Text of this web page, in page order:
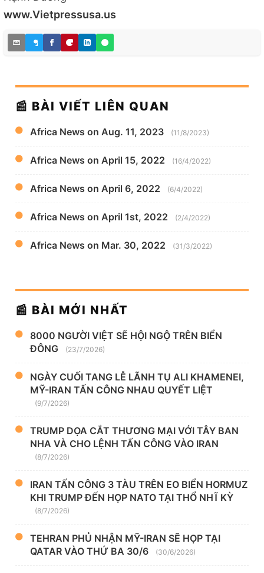
www.Vietpressusa.us
📰 BÀI VIẾT LIÊN QUAN
Africa News on Aug. 11, 2023 (11/8/2023)
Africa News on April 15, 2022 (16/4/2022)
Africa News on April 6, 2022 (6/4/2022)
Africa News on April 1st, 2022 (2/4/2022)
Africa News on Mar. 30, 2022 (31/3/2022)
📰 BÀI MỚI NHẤT
8000 NGƯỜI VIỆT SẼ HỘI NGỘ TRÊN BIỂN
ĐÔNG
(23/7/2026)
NGÀY CUỐI TANG LỄ LÃNH TỤ ALI KHAMENEI,
MỸ-IRAN TẤN CÔNG NHAU QUYẾT LIỆT
(9/7/2026)
TRUMP DỌA CẮT THƯƠNG MẠI VỚI TÂY BAN
NHA VÀ CHO LỆNH TẤN CÔNG VÀO IRAN
(8/7/2026)
IRAN TẤN CÔNG 3 TÀU TRÊN EO BIỂN HORMUZ
KHI TRUMP ĐẾN HỌP NATO TẠI THỔ NHĨ KỲ
(8/7/2026)
TEHRAN PHỦ NHẬN MỸ-IRAN SẼ HỌP TẠI
QATAR VÀO THỨ BA 30/6
(30/6/2026)